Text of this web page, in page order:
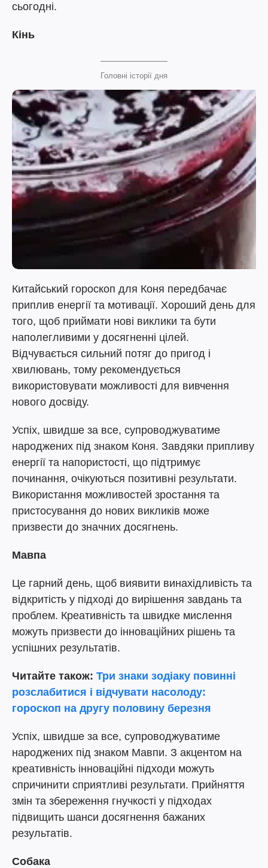
сьогодні.
Кінь
Головні історії дня
Китайський гороскоп для Коня передбачає
приплив енергії та мотивації. Хороший день для
того, щоб приймати нові виклики та бути
наполегливими у досягненні цілей.
Відчувається сильний потяг до пригод і
хвилювань, тому рекомендується
використовувати можливості для вивчення
нового досвіду.
Успіх, швидше за все, супроводжуватиме
народжених під знаком Коня. Завдяки припливу
енергії та напористості, що підтримує
починання, очікуються позитивні результати.
Використання можливостей зростання та
пристосування до нових викликів може
призвести до значних досягнень.
Мавпа
Це гарний день, щоб виявити винахідливість та
відкритість у підході до вирішення завдань та
проблем. Креативність та швидке мислення
можуть призвести до інноваційних рішень та
успішних результатів.
Читайте також: Три знаки зодіаку повинні
розслабитися і відчувати насолоду:
гороскоп на другу половину березня
Успіх, швидше за все, супроводжуватиме
народжених під знаком Мавпи. З акцентом на
креативність інноваційні підходи можуть
спричинити сприятливі результати. Прийняття
змін та збереження гнучкості у підходах
підвищить шанси досягнення бажаних
результатів.
Собака